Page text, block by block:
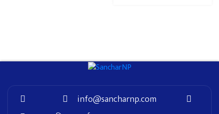
info@sancharnp.com